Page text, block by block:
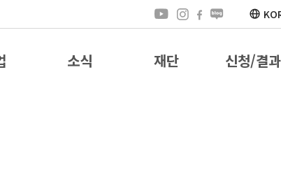
소식 재단 신청/결과